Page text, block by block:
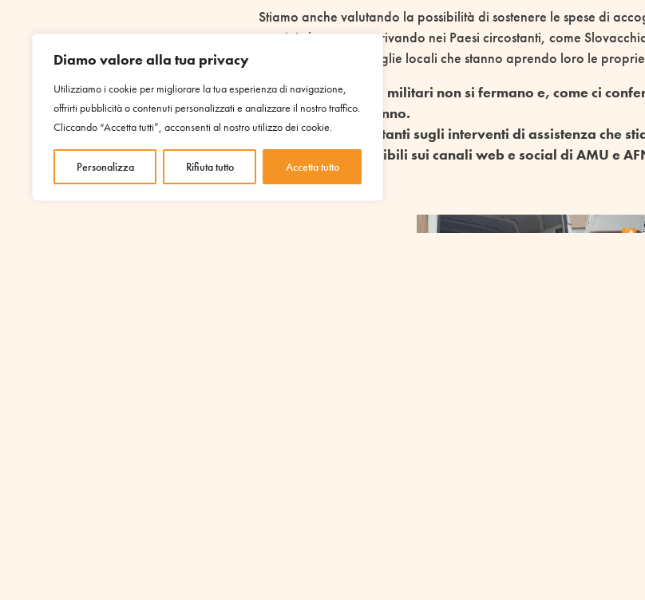
Diamo valore alla tua privacy
Utilizziamo i cookie per migliorare la tua esperienza di navigazione,
offrirti pubblicità o contenuti personalizzati e analizzare il nostro traffico.
Cliccando “Accetta tutti”, acconsenti al nostro utilizzo dei cookie.
Personalizza Rifiuta tutto Accetta tutto
Stiamo anche valutando la possibilità di sostenere le spese di
ucraini che stanno arrivando nei Paesi circostanti, come
generosità delle famiglie locali che stanno aprendo loro le
Purtroppo le azioni militari non si fermano e, come ci
bisogni aumenteranno.
Aggiornamenti costanti sugli interventi di assistenza che
posto, sono disponibili sui canali web e social di AMU e